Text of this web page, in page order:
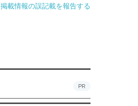
掲載情報の誤記載を報告する
PR